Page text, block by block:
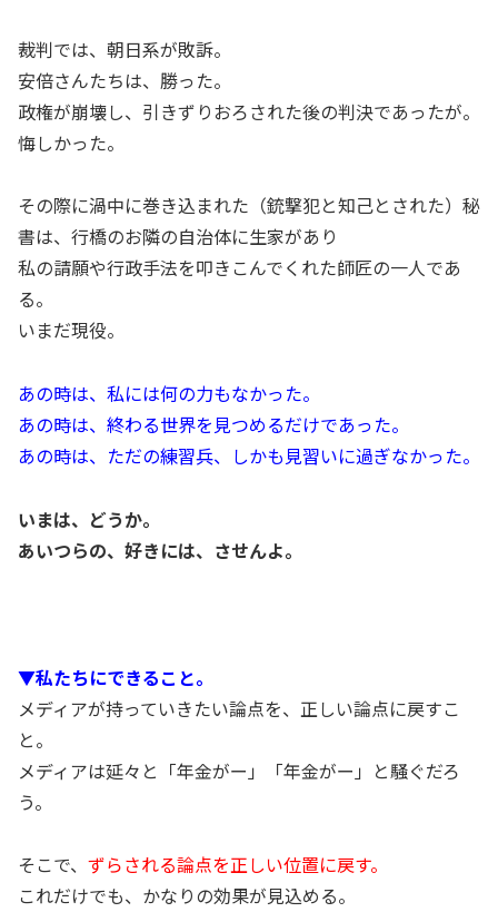
裁判では、朝日系が敗訴。
安倍さんたちは、勝った。
政権が崩壊し、引きずりおろされた後の判決であったが。
悔しかった。
その際に渦中に巻き込まれた（銃撃犯と知己とされた）秘
書は、行橋のお隣の自治体に生家があり
私の請願や行政手法を叩きこんでくれた師匠の一人であ
る。
いまだ現役。
あの時は、私には何の力もなかった。
あの時は、終わる世界を見つめるだけであった。
あの時は、ただの練習兵、しかも見習いに過ぎなかった。
いまは、どうか。
あいつらの、好きには、させんよ。
▼私たちにできること。
メディアが持っていきたい論点を、正しい論点に戻すこ
と。
メディアは延々と「年金がー」「年金がー」と騒ぐだろ
う。
そこで、 ずらされる論点を正しい位置に戻す。
これだけでも、かなりの効果が見込める。